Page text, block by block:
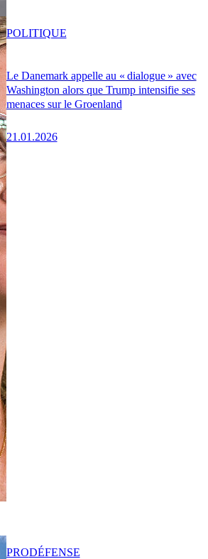
Le Danemark appelle au « dialogue » avec
Washington alors que Trump intensifie ses
menaces sur le Groenland
21.01.2026
POLITIQUE
PRODÉFENSE